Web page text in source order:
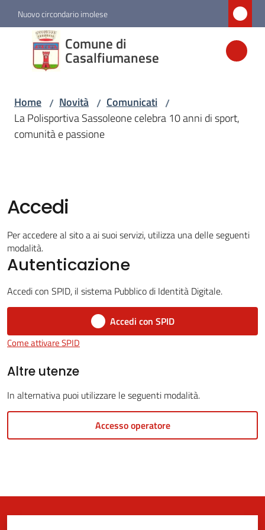
Vai al contenuto
Vai alla navigazione
Vai al footer
Nuovo circondario imolese
Comune di
Casalfiumanese
Comune di
Casalfiumanese
Amministrazione
Casalfiumanese
on-
gli
Home / Novità / Comunicati /
La Polisportiva Sassoleone celebra 10 anni di sport,
comunità e passione
Accedi
Per accedere al sito a ai suoi servizi, utilizza una delle seguenti
modalità.
Autenticazione
Accedi con SPID, il sistema Pubblico di Identità Digitale.
Accedi con SPID
Come attivare SPID
Altre utenze
In alternativa puoi utilizzare le seguenti modalità.
Accesso operatore